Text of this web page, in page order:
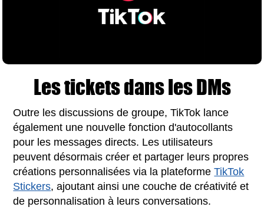
Les tickets dans les DMs
Outre les discussions de groupe, TikTok lance
également une nouvelle fonction d'autocollants
pour les messages directs. Les utilisateurs
peuvent désormais créer et partager leurs propres
créations personnalisées via la plateformeTikTok
Stickers, ajoutant ainsi une couche de créativité et
de personnalisation à leurs conversations.